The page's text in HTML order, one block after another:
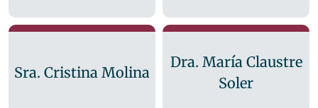
Sra. Cristina Molina
Dra. María Claustre
Soler